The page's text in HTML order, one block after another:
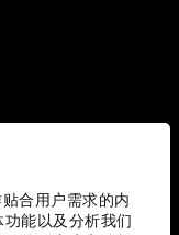
合用户需求的内
能以及分析我们